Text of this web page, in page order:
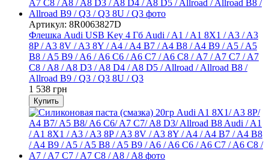
Артикул: 8R0063827D
Флешка Audi USB Key 4 Гб Audi / A1 / A1 8X1 / A3 / A3
8P / A3 8V / A3 8Y / A4 / A4 B7 / A4 B8 / A4 B9 / A5 / A5
B8 / A5 B9 / A6 / A6 C6 / A6 C7 / A6 С8 / A7 / A7 C7 / A7
C8 / A8 / A8 D3 / A8 D4 / A8 D5 / Allroad / Allroad B8 /
Allroad B9 / Q3 / Q3 8U / Q3
1 538 грн
Купить